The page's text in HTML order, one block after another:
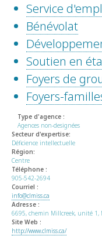
Service
Bénévolat
Soutien en
Foyers de
Foyers-
Type d'agence :
Agences non-designées
Secteur d'expertise:
Déficience intellectuelle
Région:
Centre
Téléphone :
905-542-2694
Courriel :
info@clmiss.ca
Adresse :
6695, chemin Millcreek, unité 1,
Site Web :
http://www.clmiss.ca/